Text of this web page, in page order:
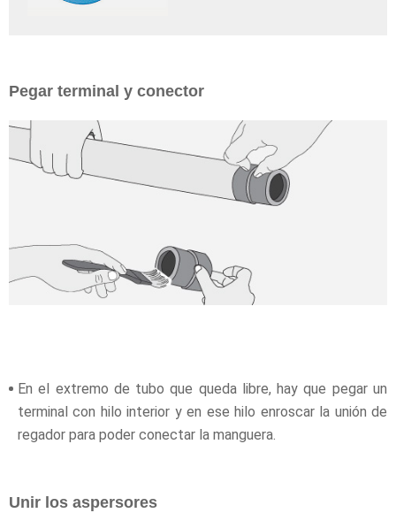
Pegar terminal y conector
En el extremo de tubo que queda libre, hay que pegar un
terminal con hilo interior y en ese hilo enroscar la unión de
regador para poder conectar la manguera.
Unir los aspersores